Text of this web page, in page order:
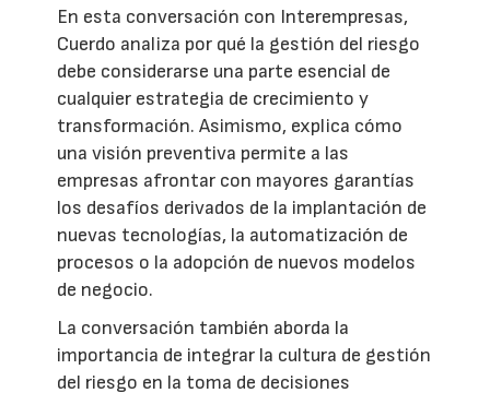
En esta conversación con Interempresas,
Cuerdo analiza por qué la gestión del riesgo
debe considerarse una parte esencial de
cualquier estrategia de crecimiento y
transformación. Asimismo, explica cómo
una visión preventiva permite a las
empresas afrontar con mayores garantías
los desafíos derivados de la implantación de
nuevas tecnologías, la automatización de
procesos o la adopción de nuevos modelos
de negocio.
La conversación también aborda la
importancia de integrar la cultura de gestión
del riesgo en la toma de decisiones